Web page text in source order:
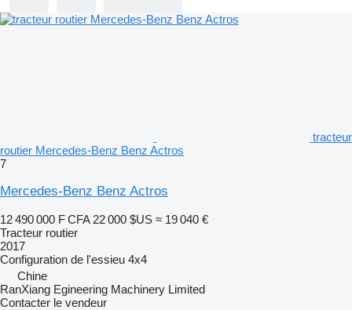
tracteur
routier Mercedes-Benz Benz Actros
7
Mercedes-Benz Benz Actros
12 490 000 F CFA 22 000 $US ≈ 19 040 €
Tracteur routier
2017
Configuration de l'essieu 4x4
Chine
RanXiang Egineering Machinery Limited
Contacter le vendeur